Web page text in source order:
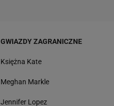
GWIAZDY ZAGRANICZNE
Księżna Kate
Meghan Markle
Jennifer Lopez